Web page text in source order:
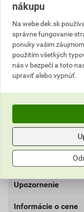
Role KNAUF
mechanicky
dutín stavebných
izolácií položených
mechanicky
materiál
rozbalení. Izolácia
hydrofobizovaná,
Upozornenie
Cena platná na
Informácie o cene
nákupu
Na webe dek.sk
správne fungovanie
ponuky vašim
použitím všetkých
nás v bezpečí a toto
upraviť alebo vypnúť.